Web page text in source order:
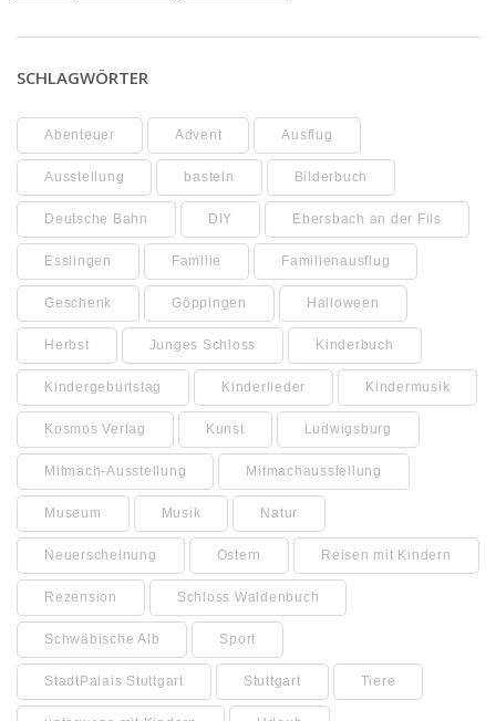
SCHLAGWÖRTER
Abenteuer Advent Ausflug
Ausstellung basteln Bilderbuch
Deutsche Bahn DIY Ebersbach an der Fils
Esslingen Familie Familienausflug
Geschenk Göppingen Halloween
Herbst Junges Schloss Kinderbuch
Kindergeburtstag Kinderlieder Kindermusik
Kosmos Verlag Kunst Ludwigsburg
Mitmach-Ausstellung Mitmachausstellung
Museum Musik Natur
Neuerscheinung Ostern Reisen mit Kindern
Rezension Schloss Waldenbuch
Schwäbische Alb Sport
StadtPalais Stuttgart Stuttgart Tiere